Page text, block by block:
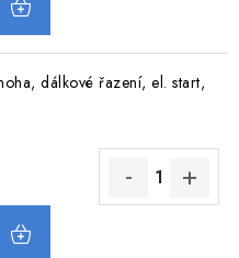
dálkové řazení, el. start,